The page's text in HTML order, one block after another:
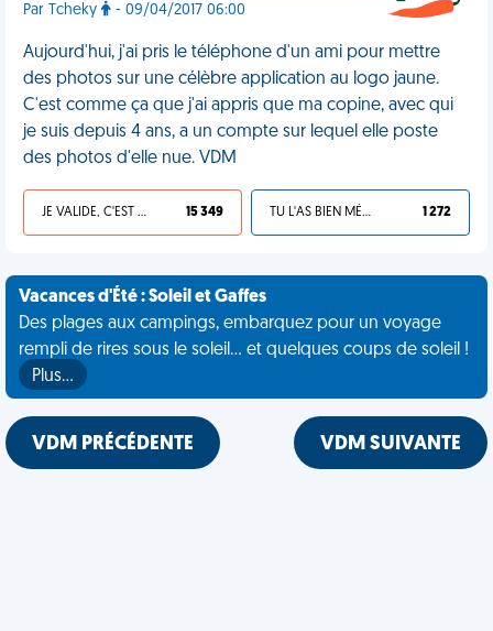
Par Tcheky - 09/04/2017 06:00
Aujourd'hui, j'ai pris le téléphone d'un ami pour mettre
des photos sur une célèbre application au logo jaune.
C'est comme ça que j'ai appris que ma copine, avec qui
je suis depuis 4 ans, a un compte sur lequel elle poste
des photos d'elle nue. VDM
JE VALIDE, C'EST UNE VDM 15 349 TU L'AS BIEN MÉRITÉ 1 272
Vacances d'Été : Soleil et Gaffes
Des plages aux campings, embarquez pour un voyage
rempli de rires sous le soleil... et quelques coups de soleil !
Plus…
VDM PRÉCÉDENTE VDM SUIVANTE